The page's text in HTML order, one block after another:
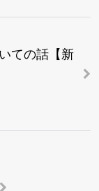
ての話【新